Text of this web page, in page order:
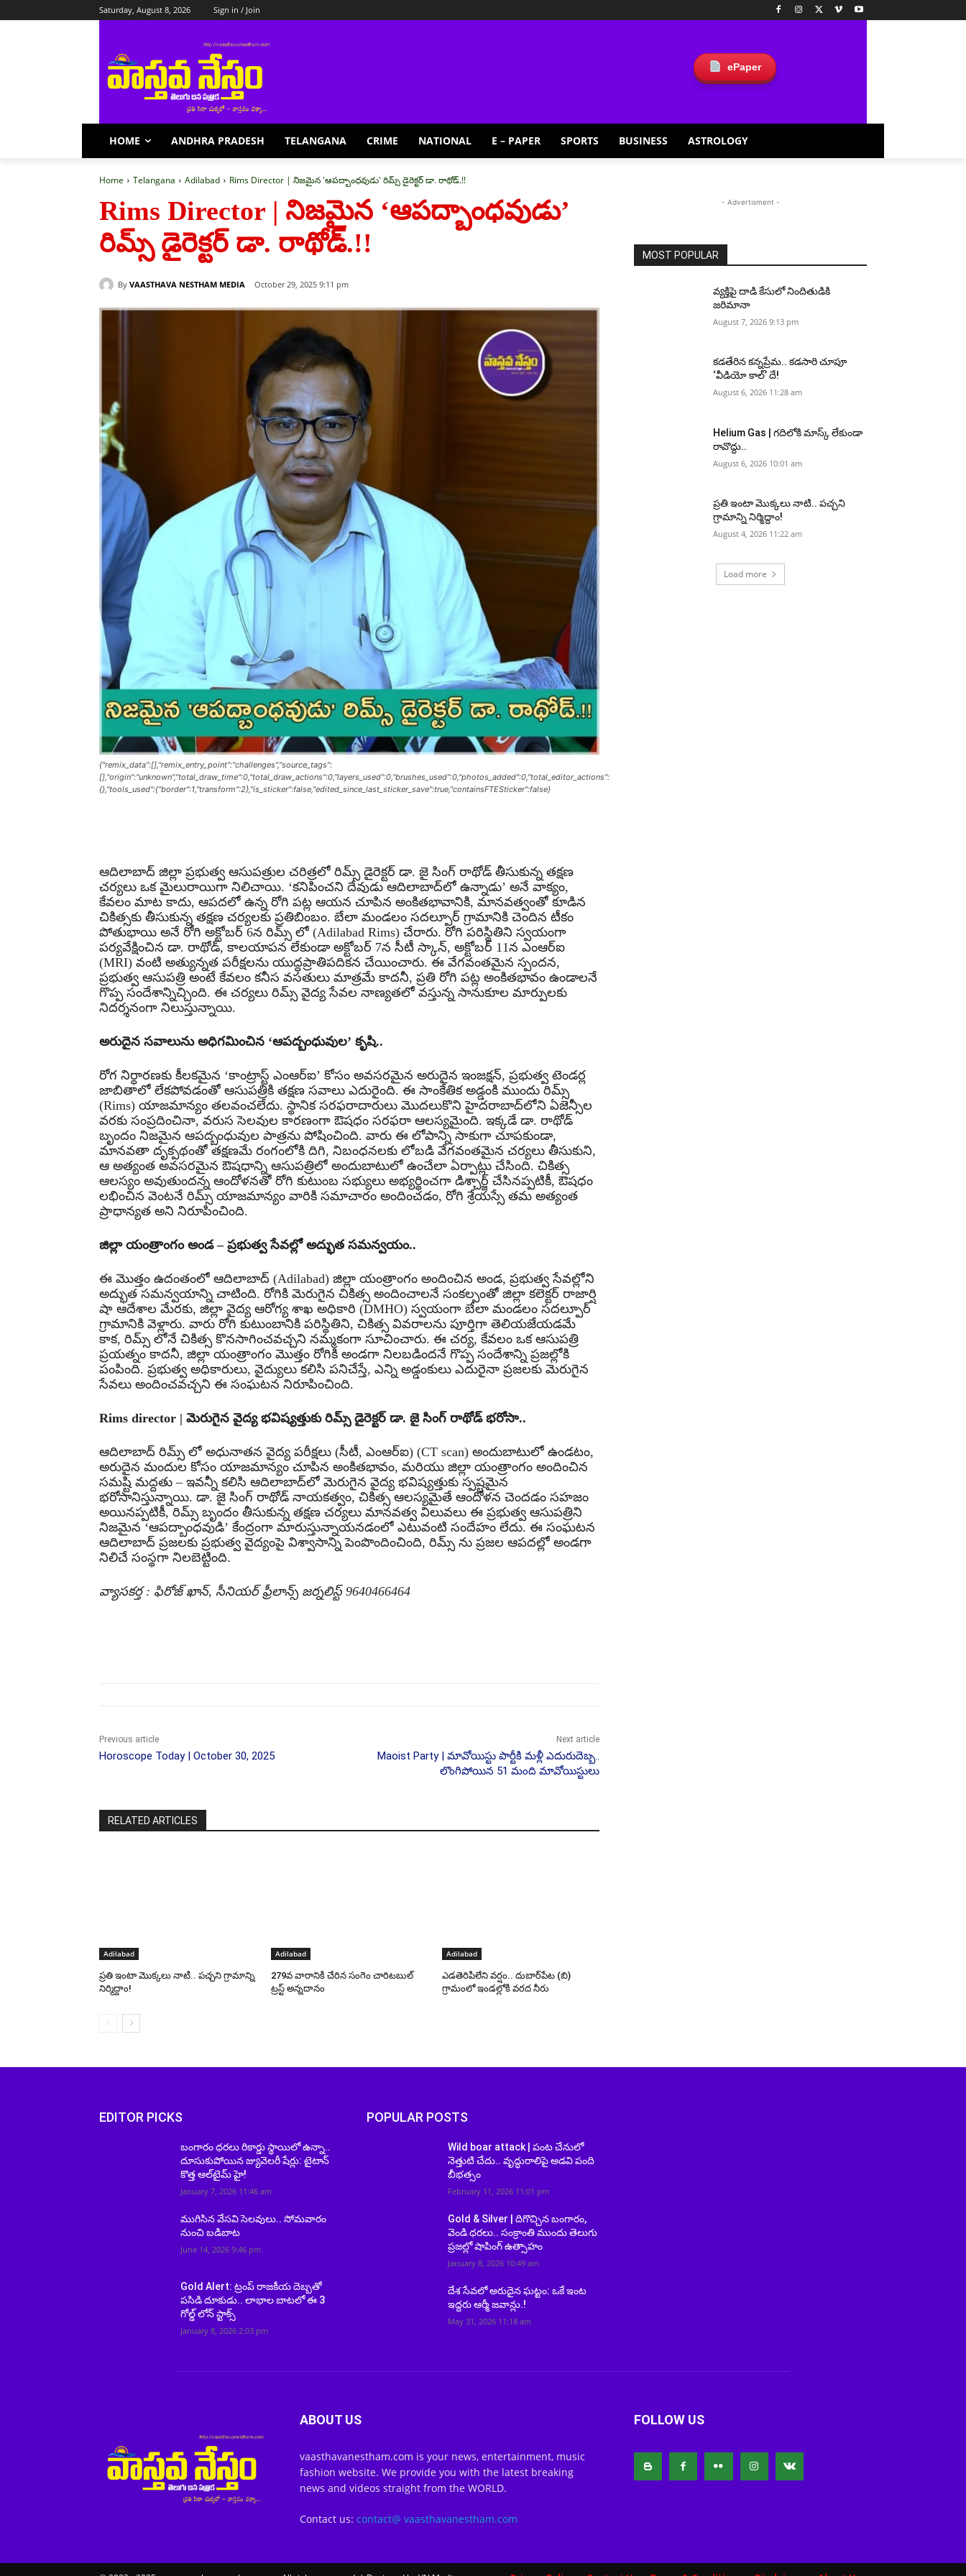
Saturday, August 8, 2026 Sign in / Join
ePaper
HOME ANDHRA PRADESH TELANGANA CRIME NATIONAL E – PAPER SPORTS BUSINESS ASTROLOGY
Home Telangana Adilabad Rims Director | నిజమైన 'ఆపద్బాంధవుడు' రిమ్స్ డైరెక్టర్ డా. రాథోడ్.!!
Rims Director | నిజమైన ‘ఆపద్బాంధవుడు’
రిమ్స్ డైరెక్టర్ డా. రాథోడ్.!!
By VAASTHAVA NESTHAM MEDIA October 29, 2025 9:11 pm
{"remix_data":[],"remix_entry_point":"challenges","source_tags":
[],"origin":"unknown","total_draw_time":0,"total_draw_actions":0,"layers_used":0,"brushes_used":0,"photos_added":0,"total_editor_actions":
{},"tools_used":{"border":1,"transform":2},"is_sticker":false,"edited_since_last_sticker_save":true,"containsFTESticker":false}
ఆదిలాబాద్ జిల్లా ప్రభుత్వ ఆసుపత్రుల చరిత్రలో రిమ్స్ డైరెక్టర్ డా. జై సింగ్ రాథోడ్ తీసుకున్న తక్షణ
చర్యలు ఒక మైలురాయిగా నిలిచాయి. ‘కనిపించని దేవుడు ఆదిలాబాద్‌లో ఉన్నాడు’ అనే వాక్యం,
కేవలం మాట కాదు, ఆపదలో ఉన్న రోగి పట్ల ఆయన చూపిన అంకితభావానికి, మానవత్వంతో కూడిన
చికిత్సకు తీసుకున్న తక్షణ చర్యలకు ప్రతిబింబం. బేలా మండలం సదల్పూర్ గ్రామానికి చెందిన టీకం
పోతుభాయి అనే రోగి అక్టోబర్ 6న రిమ్స్‌ లో (Adilabad Rims) చేరారు. రోగి పరిస్థితిని స్వయంగా
పర్యవేక్షించిన డా. రాథోడ్, కాలయాపన లేకుండా అక్టోబర్ 7న సీటీ స్కాన్, అక్టోబర్ 11న ఎంఆర్‌ఐ
(MRI) వంటి అత్యున్నత పరీక్షలను యుద్ధప్రాతిపదికన చేయించారు. ఈ వేగవంతమైన స్పందన,
ప్రభుత్వ ఆసుపత్రి అంటే కేవలం కనీస వసతులు మాత్రమే కాదనీ, ప్రతి రోగి పట్ల అంకితభావం ఉండాలనే
గొప్ప సందేశాన్నిచ్చింది. ఈ చర్యలు రిమ్స్ వైద్య సేవల నాణ్యతలో వస్తున్న సానుకూల మార్పులకు
నిదర్శనంగా నిలుస్తున్నాయి.
అరుదైన సవాలును అధిగమించిన ‘ఆపద్బంధువుల’ కృషి..
రోగ నిర్ధారణకు కీలకమైన ‘కాంట్రాస్ట్ ఎంఆర్‌ఐ’ కోసం అవసరమైన అరుదైన ఇంజక్షన్, ప్రభుత్వ టెండర్ల
జాబితాలో లేకపోవడంతో ఆసుపత్రికి తక్షణ సవాలు ఎదురైంది. ఈ సాంకేతిక అడ్డంకి ముందు రిమ్స్
(Rims) యాజమాన్యం తలవంచలేదు. స్థానిక సరఫరాదారులు మొదలుకొని హైదరాబాద్‌లోని ఏజెన్సీల
వరకు సంప్రదించినా, వరుస సెలవుల కారణంగా ఔషధం సరఫరా ఆలస్యమైంది. ఇక్కడే డా. రాథోడ్
బృందం నిజమైన ఆపద్బంధువుల పాత్రను పోషించింది. వారు ఈ లోపాన్ని సాకుగా చూపకుండా,
మానవతా దృక్పథంతో తక్షణమే రంగంలోకి దిగి, నిబంధనలకు లోబడి వేగవంతమైన చర్యలు తీసుకుని,
ఆ అత్యంత అవసరమైన ఔషధాన్ని ఆసుపత్రిలో అందుబాటులో ఉంచేలా ఏర్పాట్లు చేసింది. చికిత్స
ఆలస్యం అవుతుందన్న ఆందోళనతో రోగి కుటుంబ సభ్యులు అభ్యర్థించగా డిశ్చార్జ్ చేసినప్పటికీ, ఔషధం
లభించిన వెంటనే రిమ్స్ యాజమాన్యం వారికి సమాచారం అందించడం, రోగి శ్రేయస్సే తమ అత్యంత
ప్రాధాన్యత అని నిరూపించింది.
జిల్లా యంత్రాంగం అండ – ప్రభుత్వ సేవల్లో అద్భుత సమన్వయం..
ఈ మొత్తం ఉదంతంలో ఆదిలాబాద్ (Adilabad) జిల్లా యంత్రాంగం అందించిన అండ, ప్రభుత్వ సేవల్లోని
అద్భుత సమన్వయాన్ని చాటింది. రోగికి మెరుగైన చికిత్స అందించాలనే సంకల్పంతో జిల్లా కలెక్టర్ రాజార్షి
షా ఆదేశాల మేరకు, జిల్లా వైద్య ఆరోగ్య శాఖ అధికారి (DMHO) స్వయంగా బేలా మండలం సదల్పూర్
గ్రామానికి వెళ్లారు. వారు రోగి కుటుంబానికి పరిస్థితిని, చికిత్స వివరాలను పూర్తిగా తెలియజేయడమే
కాక, రిమ్స్‌ లోనే చికిత్స కొనసాగించవచ్చని నమ్మకంగా సూచించారు. ఈ చర్య, కేవలం ఒక ఆసుపత్రి
ప్రయత్నం కాదనీ, జిల్లా యంత్రాంగం మొత్తం రోగికి అండగా నిలబడిందనే గొప్ప సందేశాన్ని ప్రజల్లోకి
పంపింది. ప్రభుత్వ అధికారులు, వైద్యులు కలిసి పనిచేస్తే, ఎన్ని అడ్డంకులు ఎదురైనా ప్రజలకు మెరుగైన
సేవలు అందించవచ్చని ఈ సంఘటన నిరూపించింది.
Rims director | మెరుగైన వైద్య భవిష్యత్తుకు రిమ్స్ డైరెక్టర్ డా. జై సింగ్ రాథోడ్ భరోసా..
ఆదిలాబాద్ రిమ్స్‌ లో అధునాతన వైద్య పరీక్షలు (సీటీ, ఎంఆర్‌ఐ) (CT scan) అందుబాటులో ఉండటం,
అరుదైన మందుల కోసం యాజమాన్యం చూపిన అంకితభావం, మరియు జిల్లా యంత్రాంగం అందించిన
సమష్టి మద్దతు – ఇవన్నీ కలిసి ఆదిలాబాద్‌లో మెరుగైన వైద్య భవిష్యత్తుకు స్పష్టమైన
భరోసానిస్తున్నాయి. డా. జై సింగ్ రాథోడ్ నాయకత్వం, చికిత్స ఆలస్యమైతే ఆందోళన చెందడం సహజం
అయినప్పటికీ, రిమ్స్ బృందం తీసుకున్న తక్షణ చర్యలు మానవత్వ విలువలు ఈ ప్రభుత్వ ఆసుపత్రిని
నిజమైన ‘ఆపద్బాంధవుడి’ కేంద్రంగా మారుస్తున్నాయనడంలో ఎటువంటి సందేహం లేదు. ఈ సంఘటన
ఆదిలాబాద్ ప్రజలకు ప్రభుత్వ వైద్యంపై విశ్వాసాన్ని పెంపొందించింది, రిమ్స్‌ ను ప్రజల ఆపదల్లో అండగా
నిలిచే సంస్థగా నిలబెట్టింది.
వ్యాసకర్త : ఫిరోజ్ ఖాన్, సీనియర్ ఫ్రీలాన్స్ జర్నలిస్ట్ 9640466464
Previous article
Horoscope Today | October 30, 2025
Next article
Maoist Party | మావోయిస్టు పార్టీకి మళ్లీ ఎదురుదెబ్బ..
లొంగిపోయిన 51 మంది మావోయిస్టులు
RELATED ARTICLES
Adilabad
ప్రతి ఇంటా మొక్కలు నాటి.. పచ్చని గ్రామాన్ని
నిర్మిద్దాం!
Adilabad
279వ వారానికి చేరిన సంగెం చారిటబుల్
ట్రస్ట్ అన్నదానం
Adilabad
ఎడతెరిపిలేని వర్షం.. దుబార్‌పేట (బి)
గ్రామంలో ఇండల్లోకి వరద నీరు
- Advertisment -
MOST POPULAR
వ్యక్తిపై దాడి కేసులో నిందితుడికి
జరిమానా
August 7, 2026 9:13 pm
కడతేరిన కన్నప్రేమ.. కడసారి చూపూ
‘వీడియో కాల్’ దే!
August 6, 2026 11:28 am
Helium Gas | గదిలోకి మాస్క్ లేకుండా
రావొద్దు..
August 6, 2026 10:01 am
ప్రతి ఇంటా మొక్కలు నాటి.. పచ్చని
గ్రామాన్ని నిర్మిద్దాం!
August 4, 2026 11:22 am
Load more
EDITOR PICKS
బంగారం ధరలు రికార్డు స్థాయిలో ఉన్నా..
దూసుకుపోయిన జ్యువెలరీ షేర్లు: టైటాన్
కొత్త ఆల్‌టైమ్ హై!
January 7, 2026 11:46 am
ముగిసిన వేసవి సెలవులు.. సోమవారం
నుంచి బడిబాట
June 14, 2026 9:46 pm
Gold Alert: ట్రంప్ రాజకీయ దెబ్బతో
పసిడి దూకుడు.. లాభాల బాటలో ఈ 3
గోల్డ్ లోన్ స్టాక్స్
January 8, 2026 2:03 pm
POPULAR POSTS
Wild boar attack | పంట చేనులో
నెత్తుటి చేదు.. వృద్ధురాలిపై అడవి పంది
బీభత్సం
February 11, 2026 11:01 pm
Gold & Silver | దిగొచ్చిన బంగారం,
వెండి ధరలు.. సంక్రాంతి ముందు తెలుగు
ప్రజల్లో షాపింగ్ ఉత్సాహం
January 8, 2026 10:49 am
దేశ సేవలో అరుదైన ఘట్టం: ఒకే ఇంట
ఇద్దరు ఆర్మీ జవాన్లు.!
May 31, 2026 11:18 am
ABOUT US
vaasthavanestham.com is your news, entertainment, music
fashion website. We provide you with the latest breaking
news and videos straight from the WORLD.
Contact us: contact@ vaasthavanestham.com
FOLLOW US